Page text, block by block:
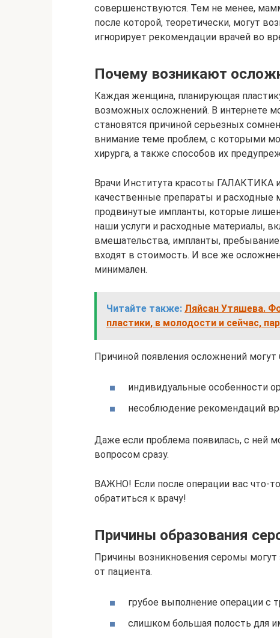
совершенствуются. Тем не менее,
после которой, теоретически, могут
игнорирует рекомендации врачей во
Почему возникают
Каждая женщина, планирующая
возможных осложнений. В интернете
становятся причиной серьезных
внимание теме проблем, с которыми
хирурга, а также способов их
Врачи Института красоты ГАЛАКТИКА
качественные препараты и
продвинутые импланты, которые
наши услуги и расходные материалы,
вмешательства, импланты, пребывание
входят в стоимость. И все же
минимален.
Читайте также: Ляйсан Утяшева.
пластики, в молодости и сейчас,
Причиной появления осложнений могут
индивидуальные особенности
несоблюдение рекомендаций
Даже если проблема появилась, с ней
вопросом сразу.
ВАЖНО! Если после операции вас что-
обратиться к врачу!
Причины образования
Причины возникновения серомы могут
от пациента.
грубое выполнение операции с
слишком большая полость для